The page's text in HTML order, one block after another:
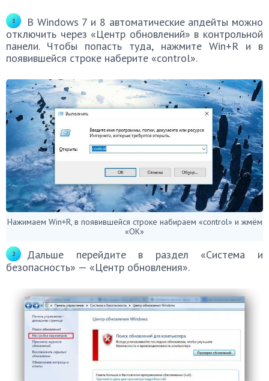
В Windows 7 и 8 автоматические апдейты можно
отключить через «Центр обновлений» в контрольной
панели. Чтобы попасть туда, нажмите Win+R и в
появившейся строке наберите «control».
Нажимаем Win+R, в появившейся строке набираем «control» и жмём
«ОК»
Дальше перейдите в раздел «Система и
безопасность» — «Центр обновления».